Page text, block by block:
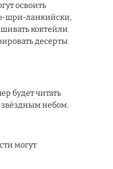
освоить
шри-ланкийски,
коктейли
десерты
будет читать
небом.
могут